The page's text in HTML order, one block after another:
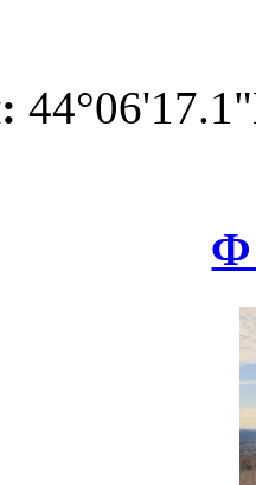
Ф